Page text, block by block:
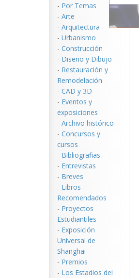
- Por Temas
- Arte
- Arquitectura
- Urbanismo
- Construcción
- Diseño y Dibujo
- Restauración y
Remodelación
- CAD y 3D
- Eventos y
exposiciones
- Archivo histórico
- Concursos y
cursos
- Bibliografias
- Entrevistas
- Breves
- Libros
Recomendados
- Proyectos
Estudiantiles
- Exposición
Universal de
Shanghai
- Premios
- Los Estadios del